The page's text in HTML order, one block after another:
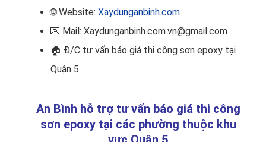
🌐 Website: Xaydunganbinh.com
💌 Mail: Xaydunganbinh.com.vn@gmail.com
🏠 Đ/C tư vấn báo giá thi công sơn epoxy tại
Quận 5
An Bình hỗ trợ tư vấn báo giá thi công
sơn epoxy tại các phường thuộc khu